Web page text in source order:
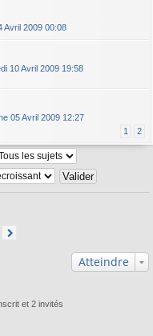
Avril 2009 00:08
10 Avril 2009 19:58
05 Avril 2009 12:27
1 2
Atteindre
et 2 invités